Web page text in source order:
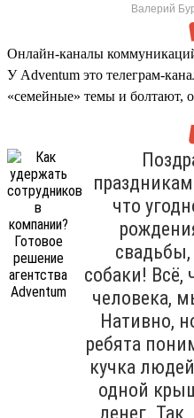
Валерий
Онлайн-каналы
У Adventum это телеграм-
«семейные» темы и болтают, о
что
свадьбы,
собаки! Всё,
человека,
Нативно,
ребята
кучка
одной
денег.